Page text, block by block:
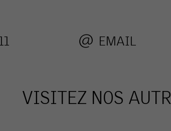
EMAIL
VISITEZ NOS